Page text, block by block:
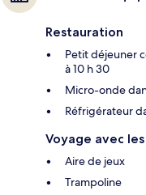
Restauration
Petit déjeuner
à 10 h 30
Micro-onde
Réfrigérateur
Voyage avec
Aire de jeux
Trampoline